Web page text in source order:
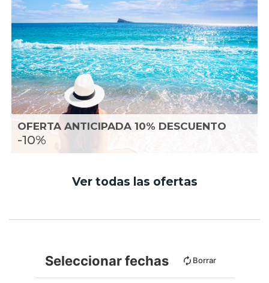
OFERTA ANTICIPADA 10% DESCUENTO
-10%
Ver todas las ofertas
Seleccionar fechas Borrar